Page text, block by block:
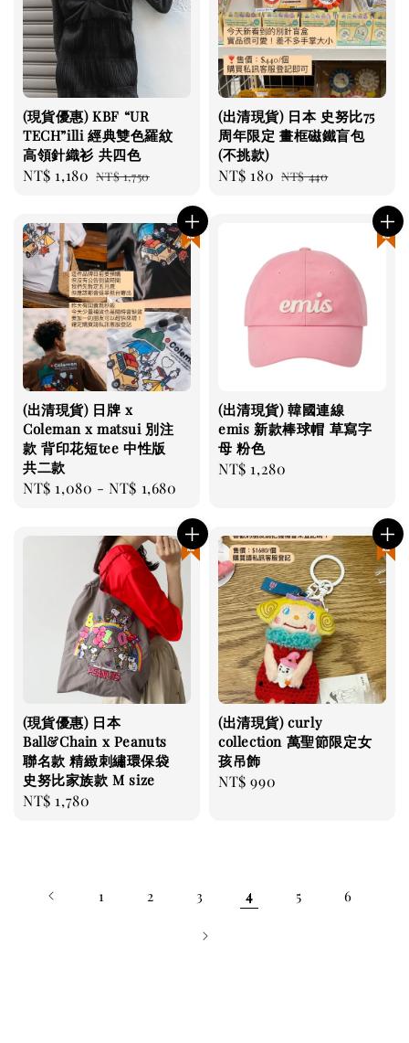
(現貨優惠) KBF “UR
TECH”illi 經典雙色羅紋
高領針織衫 共四色
Sale
NT$ 1,180 Regular
NT$ 1,750
(出清現貨) 日本 史努比75
周年限定 畫框磁鐵盲包
(不挑款)
Sale
NT$ 180 Regular
NT$ 440
(出清現貨) 日牌 x
Coleman x matsui 別注
款 背印花短tee 中性版
共二款
Regular
NT$ 1,080 -NT$ 1,680
(出清現貨) 韓國連線
emis 新款棒球帽 草寫字
母 粉色
Regular
NT$ 1,280
(現貨優惠) 日本
Ball&Chain x Peanuts
聯名款 精緻刺繡環保袋
史努比家族款 M size
Regular
NT$ 1,780
(出清現貨) curly
collection 萬聖節限定女
孩吊飾
Regular
NT$ 990
1 2 3 4 5 6